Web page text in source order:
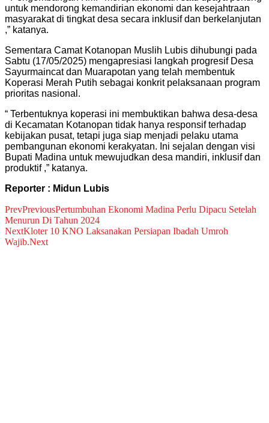
untuk mendorong kemandirian ekonomi dan kesejahtraan
masyarakat di tingkat desa secara inklusif dan berkelanjutan
,” katanya.
Sementara Camat Kotanopan Muslih Lubis dihubungi pada
Sabtu (17/05/2025) mengapresiasi langkah progresif Desa
Sayurmaincat dan Muarapotan yang telah membentuk
Koperasi Merah Putih sebagai konkrit pelaksanaan program
prioritas nasional.
“ Terbentuknya koperasi ini membuktikan bahwa desa-desa
di Kecamatan Kotanopan tidak hanya responsif terhadap
kebijakan pusat, tetapi juga siap menjadi pelaku utama
pembangunan ekonomi kerakyatan. Ini sejalan dengan visi
Bupati Madina untuk mewujudkan desa mandiri, inklusif dan
produktif ,” katanya.
Reporter : Midun Lubis
PrevPreviousPertumbuhan Ekonomi Madina Perlu Dipacu Setelah
Menurun Di Tahun 2024
NextKloter 10 KNO Laksanakan Persiapan Ibadah Umroh
Wajib.Next